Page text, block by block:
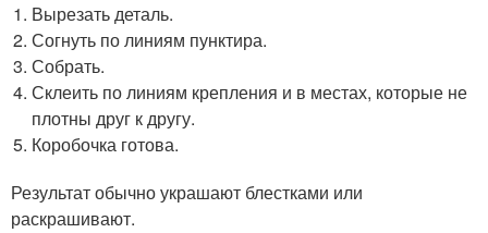
Вырезать деталь.
Согнуть по линиям пунктира.
Собрать.
Склеить по линиям крепления и в местах, которые не
плотны друг к другу.
Коробочка готова.
Результат обычно украшают блестками или
раскрашивают.